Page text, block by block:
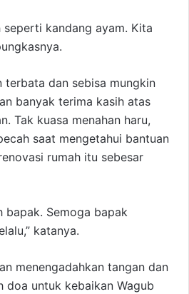
seperti kandang ayam. Kita
terbata dan sebisa mungkin
banyak terima kasih atas
Tak kuasa menahan haru,
saat mengetahui bantuan
rumah itu sebesar
bapak. Semoga bapak
katanya.
menengadahkan tangan dan
doa untuk kebaikan Wagub